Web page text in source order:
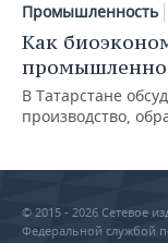
Промышленность
Как
В Татарстане
производство,
© 2015 - 2026 Сетевое
Федеральной службой